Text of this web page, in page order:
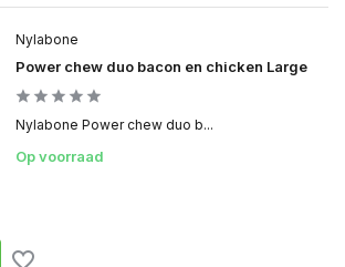
Nylabone
Power chew duo bacon en chicken Large
Nylabone Power chew duo b...
Op voorraad